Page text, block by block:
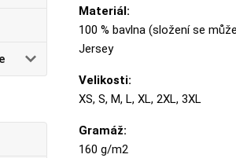
Materiál:
100 % bavlna (složení se
Jersey
Velikosti:
XS, S, M, L, XL, 2XL, 3XL
Gramáž:
160 g/m2